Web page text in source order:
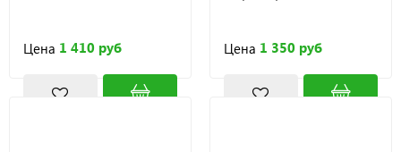
Цена 1 410 руб Цена 1 350 руб